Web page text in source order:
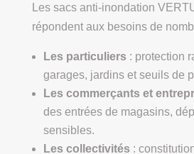
Les sacs anti-inondation
répondent aux besoins de
Les particuliers : protection
garages, jardins et seuils de
Les commerçants et
des entrées de magasins,
sensibles.
Les collectivités :